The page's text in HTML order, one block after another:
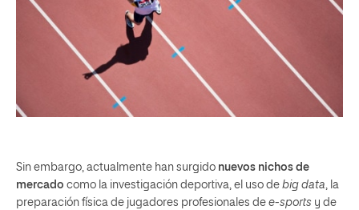
Sin embargo, actualmente han surgido nuevos nichos de
mercado como la investigación deportiva, el uso de big data, la
preparación física de jugadores profesionales de e-sports y de